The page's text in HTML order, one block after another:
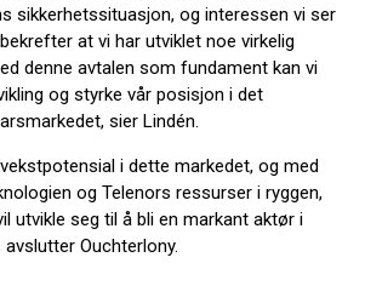
sikkerhetssituasjon, og interessen vi ser
at vi har utviklet noe virkelig
denne avtalen som fundament kan vi
og styrke vår posisjon i det
sier Lindén.
i dette markedet, og med
og Telenors ressurser i ryggen,
utvikle seg til å bli en markant aktør i
Ouchterlony.